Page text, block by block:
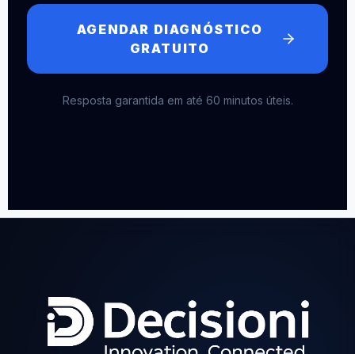
AGENDAR DIAGNÓSTICO
GRATUITO
Resposta garantida em até 60 minutos úteis.